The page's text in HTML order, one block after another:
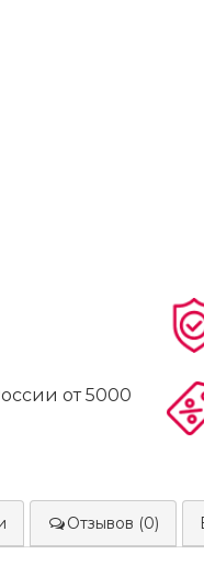
от 5000
Отзывов (0)